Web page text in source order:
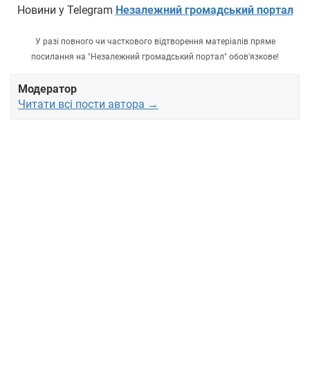
Новини у Telegram Незалежний громадський портал
У разі повного чи часткового відтворення матеріалів пряме
посилання на "Незалежний громадський портал" обов'язкове!
Модератор
Читати всі пости автора →